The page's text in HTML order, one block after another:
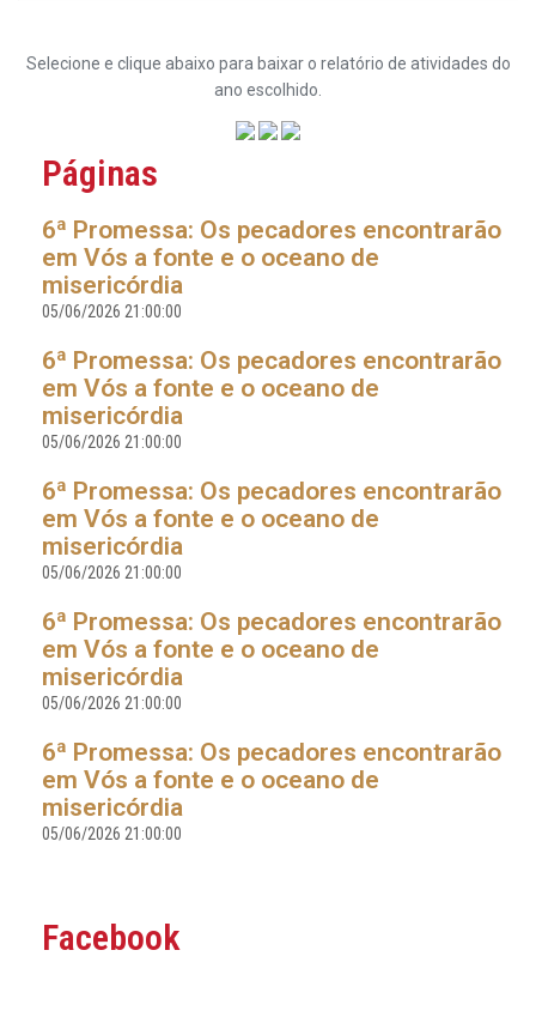
Selecione e clique abaixo para baixar o relatório de atividades do
ano escolhido.
Páginas
6ª Promessa: Os pecadores encontrarão
em Vós a fonte e o oceano de
misericórdia
05/06/2026 21:00:00
6ª Promessa: Os pecadores encontrarão
em Vós a fonte e o oceano de
misericórdia
05/06/2026 21:00:00
6ª Promessa: Os pecadores encontrarão
em Vós a fonte e o oceano de
misericórdia
05/06/2026 21:00:00
6ª Promessa: Os pecadores encontrarão
em Vós a fonte e o oceano de
misericórdia
05/06/2026 21:00:00
6ª Promessa: Os pecadores encontrarão
em Vós a fonte e o oceano de
misericórdia
05/06/2026 21:00:00
Facebook